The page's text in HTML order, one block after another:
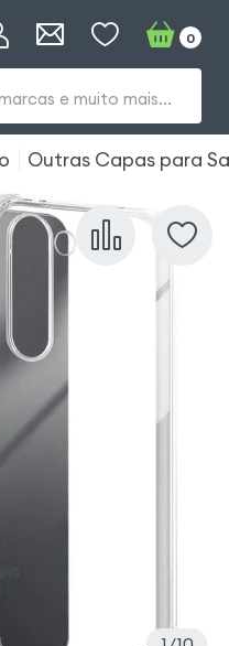
e muito mais...
0
Outras Capas para